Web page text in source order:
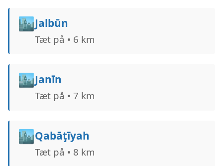
🏙️Jalbūn
Tæt på • 6 km
🏙️Janīn
Tæt på • 7 km
🏙️Qabāţīyah
Tæt på • 8 km